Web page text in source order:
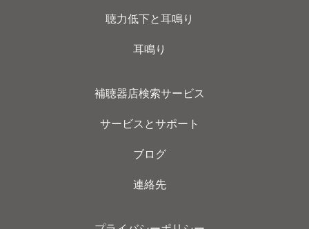
聴力低下と耳鳴り
耳鳴り
補聴器店検索サービス
サービスとサポート
ブログ
連絡先